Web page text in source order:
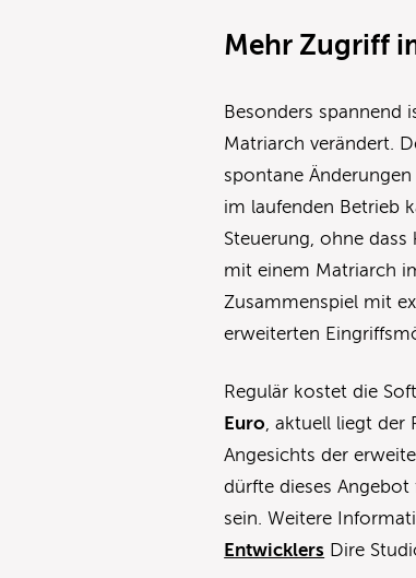
Mehr Zugriff
Besonders spannend
Matriarch verändert.
spontane
im laufenden Betrieb
Steuerung, ohne
mit einem Matriarch
Zusammenspiel mit
erweiterten
Regulär kostet die
Euro, aktuell liegt der
Angesichts der
dürfte dieses Angebot
sein. Weitere
Entwicklers Dire